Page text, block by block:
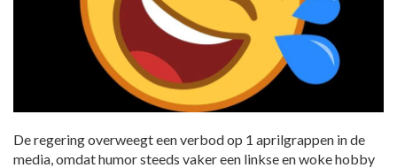
De regering overweegt een verbod op 1 aprilgrappen in de
media, omdat humor steeds vaker een linkse en woke hobby